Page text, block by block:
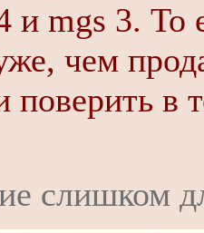
и mgs 3. То
чем
поверить в
слишком